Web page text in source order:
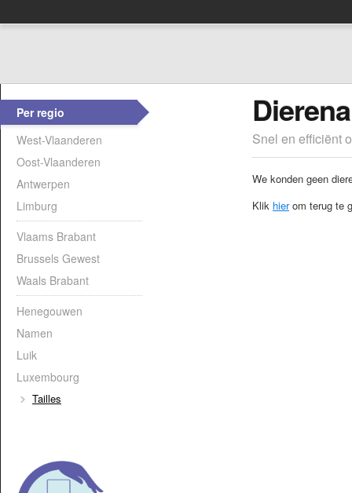
Per regio
West-Vlaanderen
Oost-Vlaanderen
Antwerpen
Limburg
Vlaams Brabant
Brussels Gewest
Waals Brabant
Henegouwen
Namen
Luik
Luxembourg
Tailles
Snel en efficiënt
We konden geen
Klik hierom terug te